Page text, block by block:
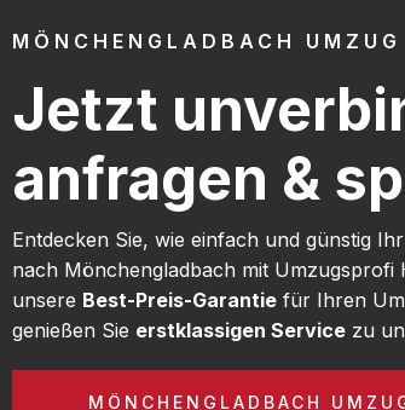
MÖNCHENGLADBACH
Jetzt
anfragen &
Entdecken Sie, wie einfach und günstig
nach Mönchengladbach mit Umzugsprofi
unsere Best-Preis-Garantie für Ihren
genießen Sie erstklassigen Service zu
MÖNCHENGLADBACH